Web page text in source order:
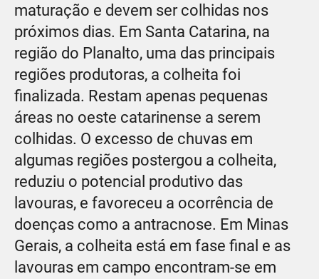
maturação e devem ser colhidas nos
próximos dias. Em Santa Catarina, na
região do Planalto, uma das principais
regiões produtoras, a colheita foi
finalizada. Restam apenas pequenas
áreas no oeste catarinense a serem
colhidas. O excesso de chuvas em
algumas regiões postergou a colheita,
reduziu o potencial produtivo das
lavouras, e favoreceu a ocorrência de
doenças como a antracnose. Em Minas
Gerais, a colheita está em fase final e as
lavouras em campo encontram-se em